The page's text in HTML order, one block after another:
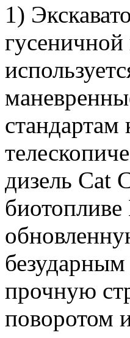
1)
гусеничной
стандартам
дизель Cat
прочную
поворотом